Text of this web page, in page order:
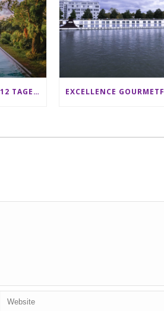
SRI LANKA RUNDREISE: 12 TAGE ZWISCHEN ELEFANTEN, TEEPLANTAGEN & STRAND ALS FAMILIE